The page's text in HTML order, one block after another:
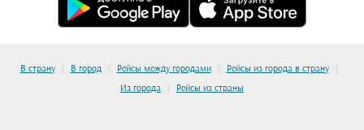
В страну | В город | Рейсы между городами | Рейсы из города в страну |
Из города | Рейсы из страны